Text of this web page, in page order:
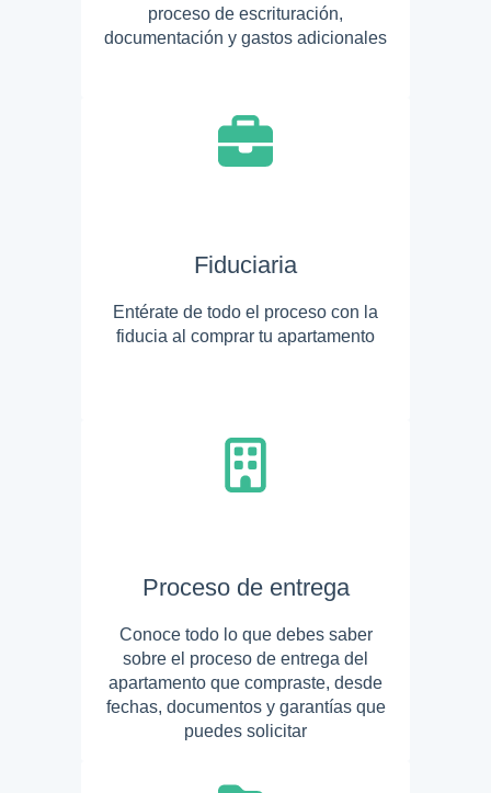
proceso de escrituración,
documentación y gastos adicionales
Fiduciaria
Entérate de todo el proceso con la
fiducia al comprar tu apartamento
Proceso de entrega
Conoce todo lo que debes saber
sobre el proceso de entrega del
apartamento que compraste, desde
fechas, documentos y garantías que
puedes solicitar